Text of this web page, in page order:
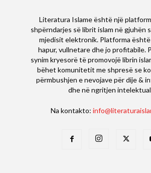
Literatura Islame është një
shpërndarjes së librit islam në gjuhën
mjedisit elektronik. Platforma
hapur, vullnetare dhe jo profitabile.
synim kryesorë të promovojë librin
bëhet komunitetit me shpresë se
përmbushjen e nevojave për dije &
dhe në ngritjen
Na kontakto: